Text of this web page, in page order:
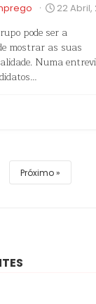
· 22 Abril,
pode ser a
mostrar as suas
Numa
Próximo